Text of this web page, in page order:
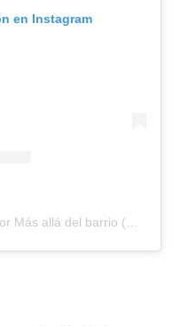
en Instagram